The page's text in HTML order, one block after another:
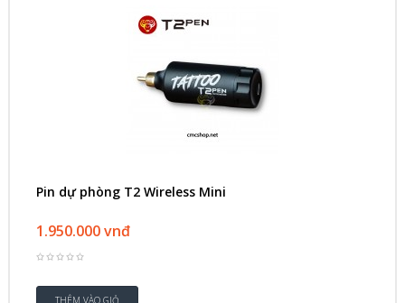
Pin dự phòng T2 Wireless Mini
1.950.000 vnđ